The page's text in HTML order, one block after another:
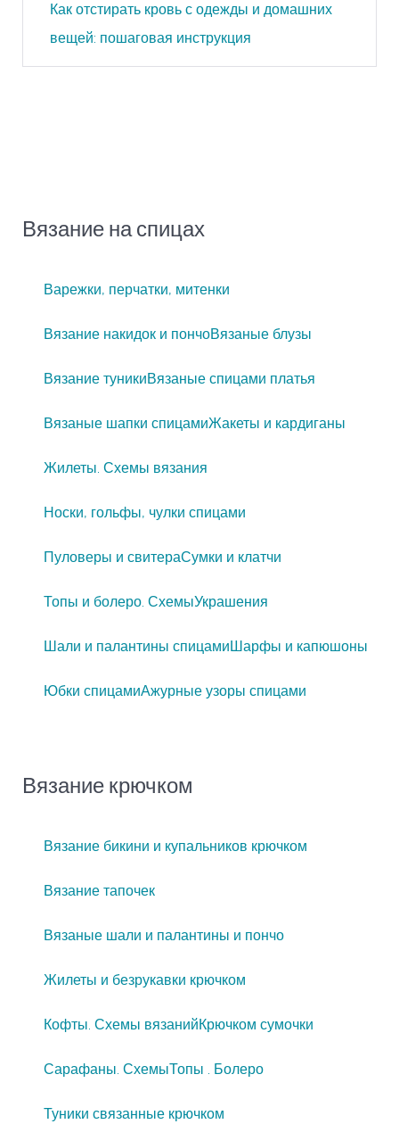
Как отстирать кровь с одежды и домашних
вещей: пошаговая инструкция
Вязание на спицах
Варежки, перчатки, митенки
Вязание накидок и пончоВязаные блузы
Вязание туникиВязаные спицами платья
Вязаные шапки спицамиЖакеты и кардиганы
Жилеты. Схемы вязания
Носки, гольфы, чулки спицами
Пуловеры и свитераСумки и клатчи
Топы и болеро. СхемыУкрашения
Шали и палантины спицамиШарфы и капюшоны
Юбки спицамиАжурные узоры спицами
Вязание крючком
Вязание бикини и купальников крючком
Вязание тапочек
Вязаные шали и палантины и пончо
Жилеты и безрукавки крючком
Кофты. Схемы вязанийКрючком сумочки
Сарафаны. СхемыТопы . Болеро
Туники связанные крючком